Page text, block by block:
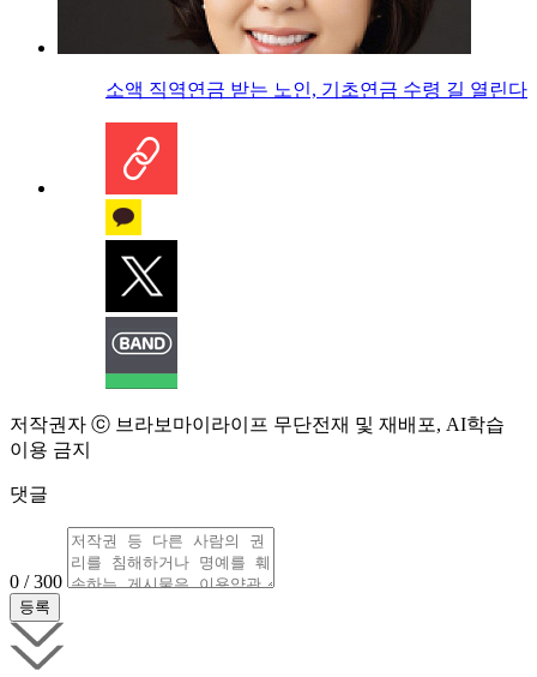
소액 직역연금 받는 노인, 기초연금 수령 길 열린다
저작권자 ⓒ 브라보마이라이프 무단전재 및 재배포, AI학습
이용 금지
댓글
0 / 300